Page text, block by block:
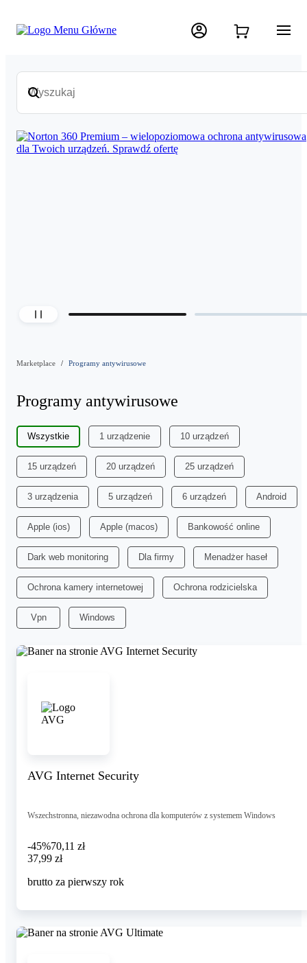
Marketplace Programy antywirusowe
Programy antywirusowe
Wszystkie 1 urządzenie 10 urządzeń
15 urządzeń 20 urządzeń 25 urządzeń
3 urządzenia 5 urządzeń 6 urządzeń Android
Apple (ios) Apple (macos) Bankowość online
Dark web monitoring Dla firmy Menadżer haseł
Ochrona kamery internetowej Ochrona rodzicielska
Vpn Windows
AVG Internet Security
Wszechstronna, niezawodna ochrona dla komputerów z systemem Windows
-45%70,11 zł
37,99 zł
37,99 zł
brutto za pierwszy rok